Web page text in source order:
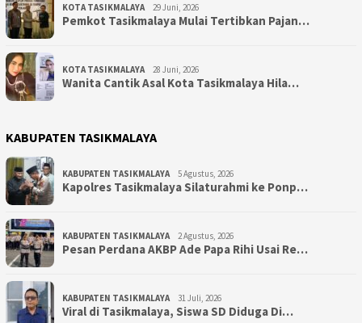
KOTA TASIKMALAYA 29 Juni, 2026
Pemkot Tasikmalaya Mulai Tertibkan Pajan…
KOTA TASIKMALAYA 28 Juni, 2026
Wanita Cantik Asal Kota Tasikmalaya Hila…
KABUPATEN TASIKMALAYA
KABUPATEN TASIKMALAYA 5 Agustus, 2026
Kapolres Tasikmalaya Silaturahmi ke Ponp…
KABUPATEN TASIKMALAYA 2 Agustus, 2026
Pesan Perdana AKBP Ade Papa Rihi Usai Re…
KABUPATEN TASIKMALAYA 31 Juli, 2026
Viral di Tasikmalaya, Siswa SD Diduga Di…